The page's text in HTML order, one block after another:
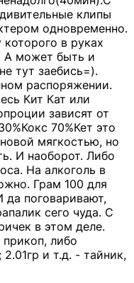
клипы
одновременно.
в руках
А может быть и
тут заебись=).
распоряжении.
Кит Кат или
зависят от
70%Кет это
мягкостью, но
И наоборот. Либо
На алкоголь в
Грам 100 для
да поговаривают,
сего чуда. С
в этом деле.
прикоп, либо
и т.д. - тайник,